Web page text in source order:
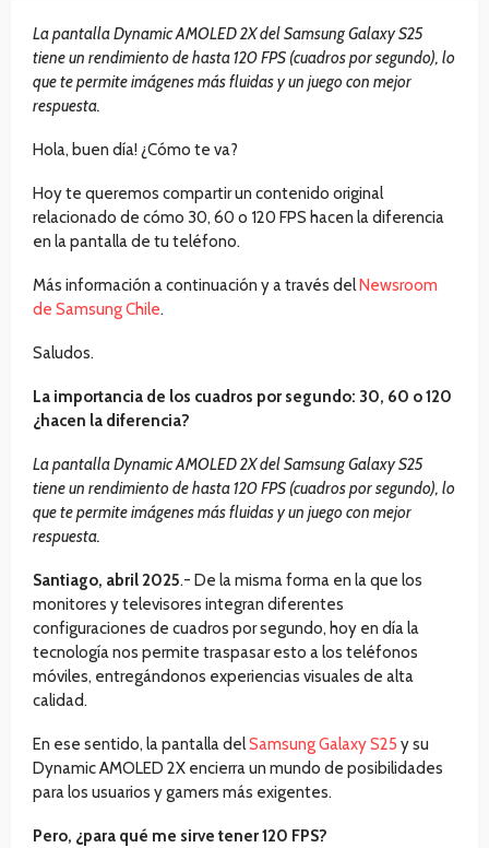
La pantalla Dynamic AMOLED 2X del Samsung Galaxy S25
tiene un rendimiento de hasta 120 FPS (cuadros por segundo), lo
que te permite imágenes más fluidas y un juego con mejor
respuesta.
Hola, buen día! ¿Cómo te va?
Hoy te queremos compartir un contenido original
relacionado de cómo 30, 60 o 120 FPS hacen la diferencia
en la pantalla de tu teléfono.
Más información a continuación y a través delNewsroom
de Samsung Chile.
Saludos.
La importancia de los cuadros por segundo: 30, 60 o 120
¿hacen la diferencia?
La pantalla Dynamic AMOLED 2X del Samsung Galaxy S25
tiene un rendimiento de hasta 120 FPS (cuadros por segundo), lo
que te permite imágenes más fluidas y un juego con mejor
respuesta.
Santiago, abril 2025.- De la misma forma en la que los
monitores y televisores integran diferentes
configuraciones de cuadros por segundo, hoy en día la
tecnología nos permite traspasar esto a los teléfonos
móviles, entregándonos experiencias visuales de alta
calidad.
En ese sentido, la pantalla delSamsung Galaxy S25 y su
Dynamic AMOLED 2X encierra un mundo de posibilidades
para los usuarios y gamers más exigentes.
Pero, ¿para qué me sirve tener 120 FPS?